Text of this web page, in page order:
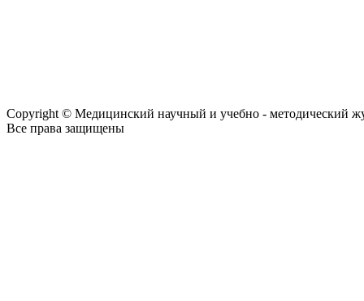
Copyright © Медицинский научный и учебно - методический
Все права защищены